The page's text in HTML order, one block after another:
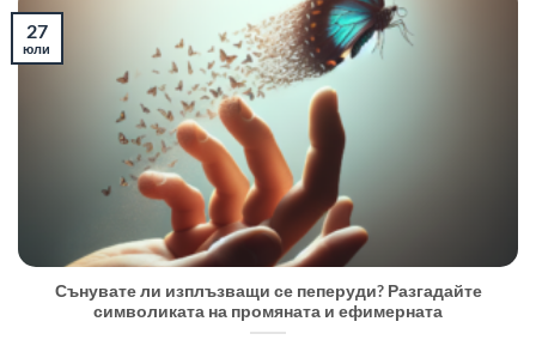
Сънувате ли изплъзващи се пеперуди? Разгадайте
символиката на промяната и ефимерната
27
юли